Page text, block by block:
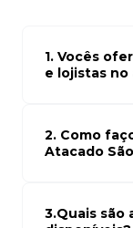
1. Vocês
e lojistas no
atacado
para seu
2. Como
Atacado
carrinho. Em
3.Quais são